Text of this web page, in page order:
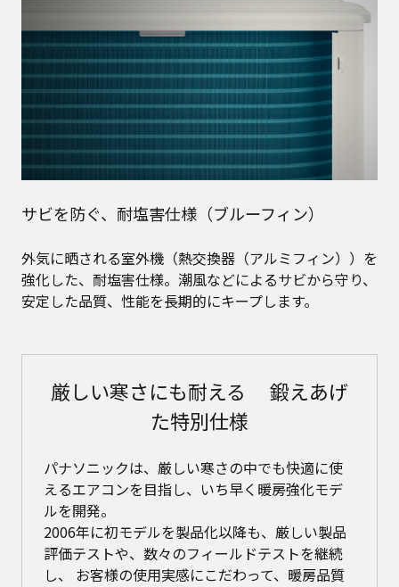
サビを防ぐ、耐塩害仕様（ブルーフィン）
外気に晒される室外機（熱交換器（アルミフィン））を
強化した、耐塩害仕様。潮風などによるサビから守り、
安定した品質、性能を長期的にキープします。
厳しい寒さにも耐える 鍛えあげ
た特別仕様
パナソニックは、厳しい寒さの中でも快適に使
えるエアコンを目指し、いち早く暖房強化モデ
ルを開発。
2006年に初モデルを製品化以降も、厳しい製品
評価テストや、数々のフィールドテストを継続
し、
お客様の使用実感にこだわって、暖房品質